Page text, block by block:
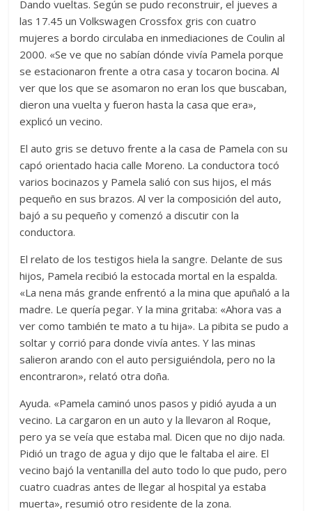
Dando vueltas. Según se pudo reconstruir, el jueves a
las 17.45 un Volkswagen Crossfox gris con cuatro
mujeres a bordo circulaba en inmediaciones de Coulin al
2000. «Se ve que no sabían dónde vivía Pamela porque
se estacionaron frente a otra casa y tocaron bocina. Al
ver que los que se asomaron no eran los que buscaban,
dieron una vuelta y fueron hasta la casa que era»,
explicó un vecino.
El auto gris se detuvo frente a la casa de Pamela con su
capó orientado hacia calle Moreno. La conductora tocó
varios bocinazos y Pamela salió con sus hijos, el más
pequeño en sus brazos. Al ver la composición del auto,
bajó a su pequeño y comenzó a discutir con la
conductora.
El relato de los testigos hiela la sangre. Delante de sus
hijos, Pamela recibió la estocada mortal en la espalda.
«La nena más grande enfrentó a la mina que apuñaló a la
madre. Le quería pegar. Y la mina gritaba: «Ahora vas a
ver como también te mato a tu hija». La pibita se pudo a
soltar y corrió para donde vivía antes. Y las minas
salieron arando con el auto persiguiéndola, pero no la
encontraron», relató otra doña.
Ayuda. «Pamela caminó unos pasos y pidió ayuda a un
vecino. La cargaron en un auto y la llevaron al Roque,
pero ya se veía que estaba mal. Dicen que no dijo nada.
Pidió un trago de agua y dijo que le faltaba el aire. El
vecino bajó la ventanilla del auto todo lo que pudo, pero
cuatro cuadras antes de llegar al hospital ya estaba
muerta», resumió otro residente de la zona.